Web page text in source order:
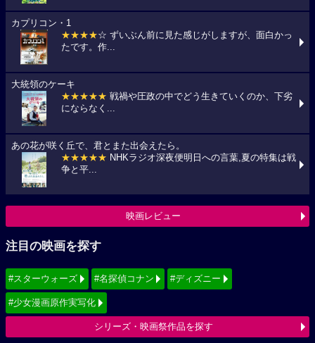
カプリコン・1
★★★★☆ ずいぶん前に見た感じがしますが、面白かっ
たです。作...
大統領のケーキ
★★★★★ 戦禍や圧政の中でどう生きていくのか、下劣
にならなく...
あの花が咲く丘で、君とまた出会えたら。
★★★★★ NHKラジオ深夜便明日への言葉,夏の特集は戦
争と平...
映画レビュー
注目の映画を探す
#スターウォーズ #名探偵コナン #ディズニー
#少女漫画原作実写化
シリーズ・映画祭作品を探す